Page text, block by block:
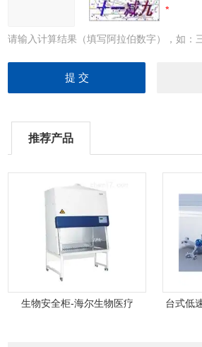
请输入计算结果（填写阿拉伯数字），如：
推荐产品
生物安全柜-海尔生物医疗
台式低